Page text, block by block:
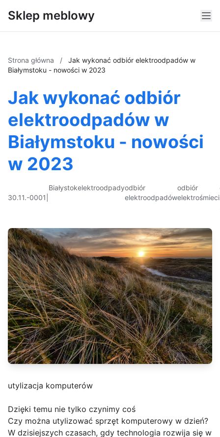
Sklep meblowy
Strona główna /
Jak wykonać odbiór elektroodpadów w
Białymstoku - nowości w 2023
Jak wykonać odbiór
elektroodpadów w
Białymstoku - nowości
w 2023
30.11.-0001
Białystokelektroodpadyodbiór
elektroodpadów
odbiór
elektrośmieci
utylizacja komputerów
Dzięki temu nie tylko czynimy coś
Czy można utylizować sprzęt komputerowy w dzień?
W dzisiejszych czasach, gdy technologia rozwija się w